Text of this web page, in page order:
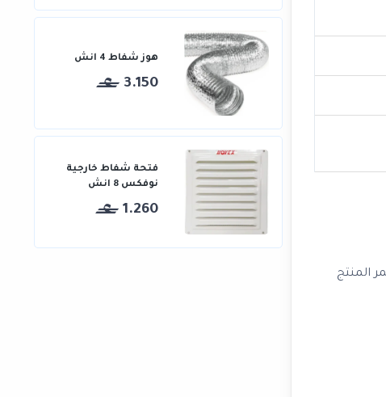
المنتج
هوز شفاط 4 انش
3.150
فتحة شفاط خارجية
نوفكس 8 انش
1.260